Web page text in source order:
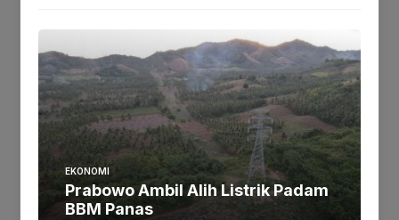
Tinggalkan komentar
Komentar
EKONOMI
Prabowo Ambil Alih Listrik Padam
BBM Panas